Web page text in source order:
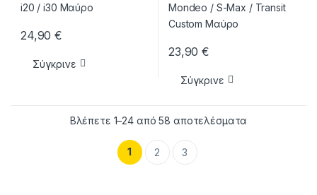
24,90€
Σύγκρινε
23,90€
Σύγκρινε
Βλέπετε 1–24 από 58 αποτελέσματα
1 2 3